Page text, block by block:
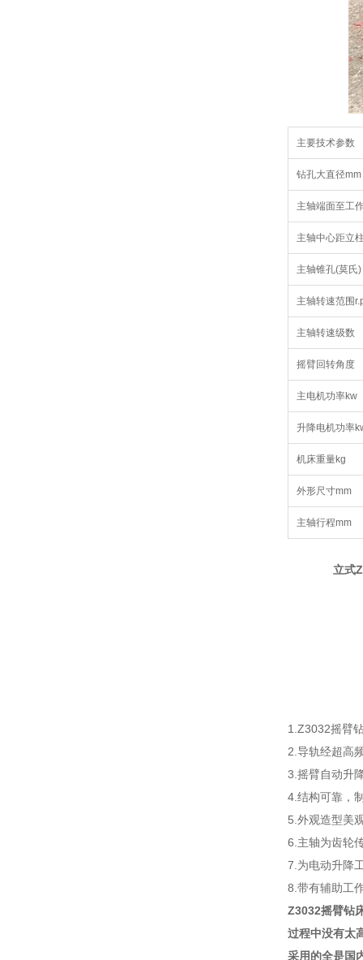
主要技术参数
钻孔大直径mm
主轴端面至工
主轴中心距立
主轴锥孔(莫氏)
主轴转速范围
主轴转速级数
摇臂回转角度
主电机功率kw
升降电机功率
机床重量kg
外形尺寸mm
主轴行程mm
立式
1.Z3032摇臂
2.导轨经超高
3.摇臂自动升
4.结构可靠，
5.外观造型美
6.主轴为齿轮
7.为电动升降
8.带有辅助工
Z3032摇臂钻
过程中没有太
采用的全是国